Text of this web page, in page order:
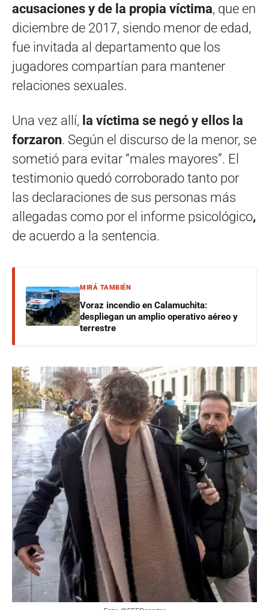
acusaciones y de la propia víctima, que en
diciembre de 2017, siendo menor de edad,
fue invitada al departamento que los
jugadores compartían para mantener
relaciones sexuales.
Una vez allí, la víctima se negó y ellos la
forzaron. Según el discurso de la menor, se
sometió para evitar “males mayores”. El
testimonio quedó corroborado tanto por
las declaraciones de sus personas más
allegadas como por el informe psicológico,
de acuerdo a la sentencia.
MIRÁ TAMBIÉN
Voraz incendio en Calamuchita:
despliegan un amplio operativo aéreo y
terrestre